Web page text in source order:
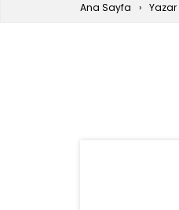
Ana Sayfa Yazar